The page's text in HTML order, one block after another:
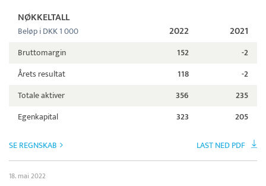
NØKKELTALL
Beløp i DKK 1 000 2022 2021
Bruttomargin 152
-2
Årets resultat
118
-2
Totale aktiver
356
235
Egenkapital
323 205
SE REGNSKAB LAST NED PDF
18. mai 2022